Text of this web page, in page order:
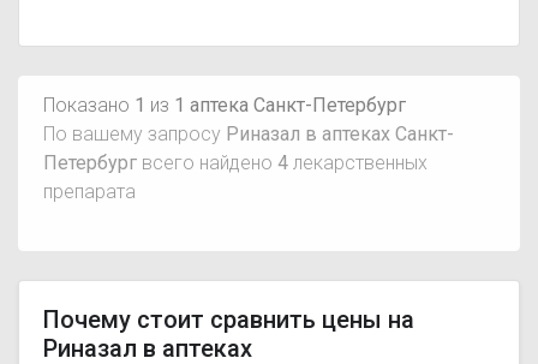
Показано 1 из 1 аптека Санкт-Петербург
По вашему запросу Риназал в аптеках Санкт-
Петербург всего найдено 4 лекарственных
препарата
Почему стоит сравнить цены на
Риназал в аптеках